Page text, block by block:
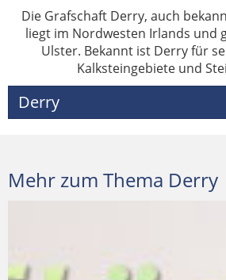
Die Grafschaft Derry, auch
liegt im Nordwesten Irlands und
Ulster. Bekannt ist Derry für
Kalksteingebiete und
Derry
Mehr zum Thema Derry